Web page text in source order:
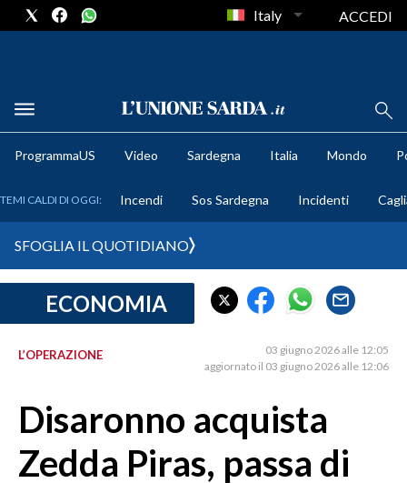
METEO
CRONACA SARDEGNA
PROVINCIA DI CAGLIARI
MEDIO CAMPIDANO
SASSARI E PROVINCIA
Italy ACCEDI
ProgrammaUS Video Sardegna Italia Mondo
TEMI CALDI DI OGGI: Incendi Sos Sardegna Incidenti
SFOGLIA IL QUOTIDIANO
ECONOMIA
L’OPERAZIONE
03 giugno 2026 alle 12:05
aggiornato il 03 giugno 2026 alle 12:06
Disaronno acquista
Zedda Piras, passa di